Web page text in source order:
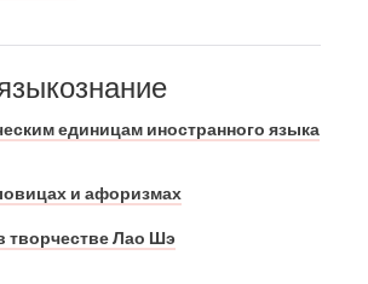
единицам иностранного языка
и афоризмах
творчестве Лао Шэ